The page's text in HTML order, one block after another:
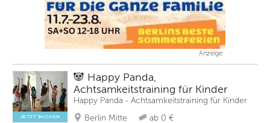
Anzeige
JETZT BUCHEN
🐼 Happy Panda,
Achtsamkeitstraining für Kinder
Happy Panda - Achtsamkeitstraining für Kinder
Berlin Mitte
ab 0 €